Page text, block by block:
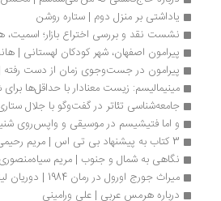
یاداشتی بر منزل دوم | ستاره روشن
نشست نقد و بررسی اختراع بازار؛ اسمیت، هگل و
پیرامون اصفهان، شهر کودکان لهستانی | هانیه
پیرامون در جست‌وجوی زمان از دست رفته | علی
مینیمالیسم: زیست معنادار با حداقل‌ها برای شادی و
جامعه‌شناسی تئاتر در گفت‌وگو با جلال ستاری
و اما فتیشیسم در موسیقی و واپس‌روی شنیدن |
نگاهی به شمال و جنوب | مریم سیاه‌منصوری
میراث جورج اورول در رمان 1984 | دوریان لینسکی
درباره هرمس عربی | علی ورامینی